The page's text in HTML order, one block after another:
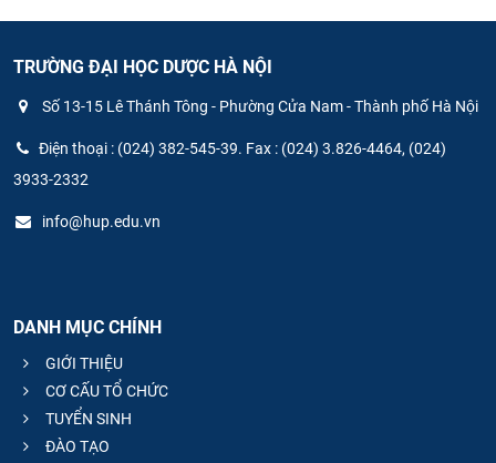
TRƯỜNG ĐẠI HỌC DƯỢC HÀ NỘI
Số 13-15 Lê Thánh Tông - Phường Cửa Nam - Thành phố Hà Nội
Điện thoại : (024) 382-545-39. Fax : (024) 3.826-4464, (024)
3933-2332
info@hup.edu.vn
DANH MỤC CHÍNH
GIỚI THIỆU
CƠ CẤU TỔ CHỨC
TUYỂN SINH
ĐÀO TẠO